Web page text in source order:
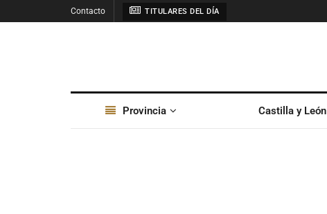
Contacto TITULARES DEL DÍA
Provincia Castilla y León